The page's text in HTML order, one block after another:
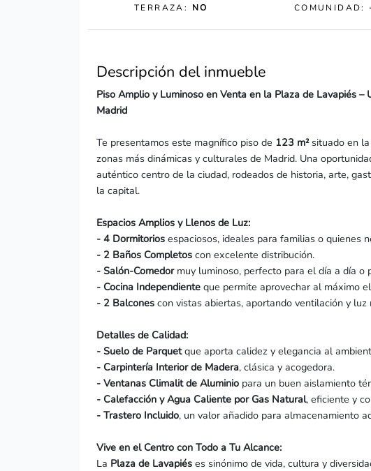
TERRAZA: NO COMUNIDAD:
Descripción del inmueble
Piso Amplio y Luminoso en Venta en la Plaza de Lavapiés –
Madrid
Te presentamos este magnífico piso de 123 m²situado en la
zonas más dinámicas y culturales de Madrid. Una
auténtico centro de la ciudad, rodeados de historia, arte,
la capital.
Espacios Amplios y Llenos de Luz:
- 4 Dormitorios espaciosos, ideales para familias o quienes
- 2 Baños Completos con excelente distribución.
- Salón-Comedormuy luminoso, perfecto para el día a día o
- Cocina Independiente que permite aprovechar al máximo
- 2 Balcones con vistas abiertas, aportando ventilación y
Detalles de Calidad:
- Suelo de Parquetque aporta calidez y elegancia al
- Carpintería Interior de Madera, clásica y acogedora.
- Ventanas Climalit de Aluminio para un buen aislamiento
- Calefacción y Agua Caliente por Gas Natural, eficiente y
- Trastero Incluido, un valor añadido para almacenamiento
Vive en el Centro con Todo a Tu Alcance:
La Plaza de Lavapiés es sinónimo de vida, cultura y